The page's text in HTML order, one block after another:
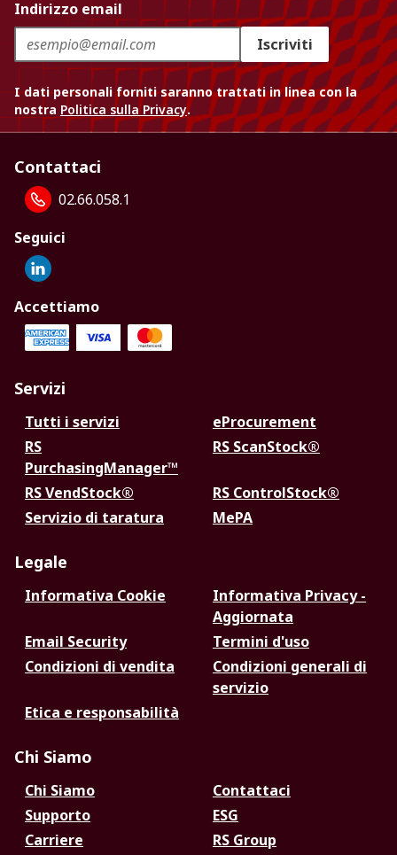
Indirizzo email
Iscriviti
I dati personali forniti saranno trattati in linea con la
nostra Politica sulla Privacy.
Contattaci
02.66.058.1
Seguici
Accettiamo
Servizi
Tutti i servizi
eProcurement
RS
PurchasingManager™
RS ScanStock®
RS VendStock®
RS ControlStock®
Servizio di taratura
MePA
Legale
Informativa Cookie
Informativa Privacy -
Aggiornata
Email Security
Termini d'uso
Condizioni di vendita
Condizioni generali di
servizio
Etica e responsabilità
Chi Siamo
Chi Siamo
Contattaci
Supporto
ESG
Carriere
RS Group